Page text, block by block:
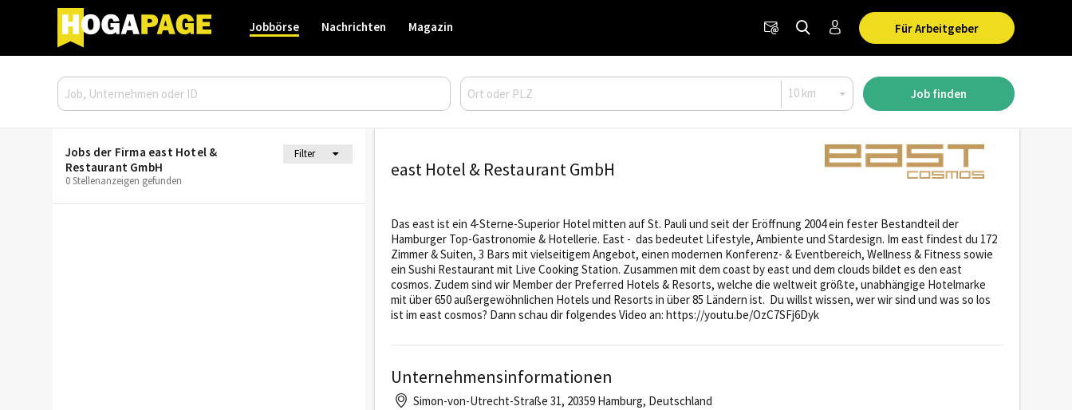
Für Arbeitgeber
Jobbörse Nachrichten Magazin
Job finden
Jobs der Firma east Hotel &
Restaurant GmbH
Filter
0 Stellenanzeigen gefunden
east Hotel & Restaurant GmbH
Das east ist ein 4-Sterne-Superior Hotel mitten auf St. Pauli und seit der Eröffnung 2004 ein fester Bestandteil der
Hamburger Top-Gastronomie & Hotellerie. East - das bedeutet Lifestyle, Ambiente und Stardesign. Im east findest du 172
Zimmer & Suiten, 3 Bars mit vielseitigem Angebot, einen modernen Konferenz- & Eventbereich, Wellness & Fitness sowie
ein Sushi Restaurant mit Live Cooking Station. Zusammen mit dem coast by east und dem clouds bildet es den east
cosmos. Zudem sind wir Member der Preferred Hotels & Resorts, welche die weltweit größte, unabhängige Hotelmarke
mit über 650 außergewöhnlichen Hotels und Resorts in über 85 Ländern ist. Du willst wissen, wer wir sind und was so los
ist im east cosmos? Dann schau dir folgendes Video an: https://youtu.be/OzC7SFj6Dyk
Unternehmensinformationen
Simon-von-Utrecht-Straße 31, 20359 Hamburg, Deutschland